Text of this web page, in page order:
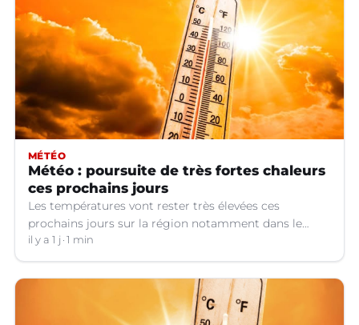
MÉTÉO
Météo : poursuite de très fortes chaleurs
ces prochains jours
Les températures vont rester très élevées ces
prochains jours sur la région notamment dans le
Languedoc.
il y a 1 j 1 min